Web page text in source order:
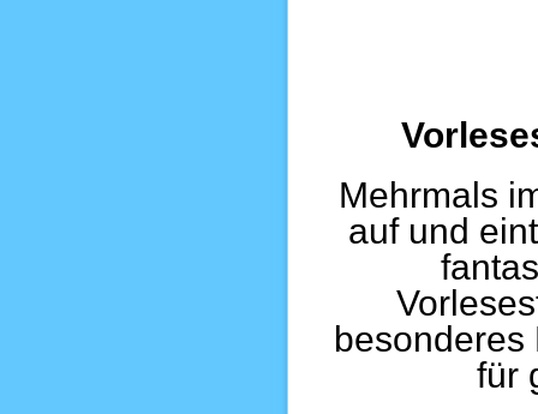
Mehrmals
auf und
besonderes
für